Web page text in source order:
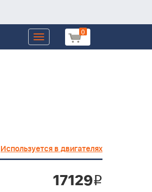
0
Toggle
navigation
Используется в двигателях
17129i